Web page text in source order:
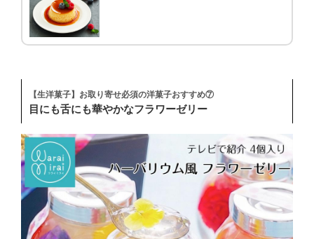
【生洋菓子】お取り寄せ必須の洋菓子おすすめ⑦
目にも舌にも華やかなフラワーゼリー